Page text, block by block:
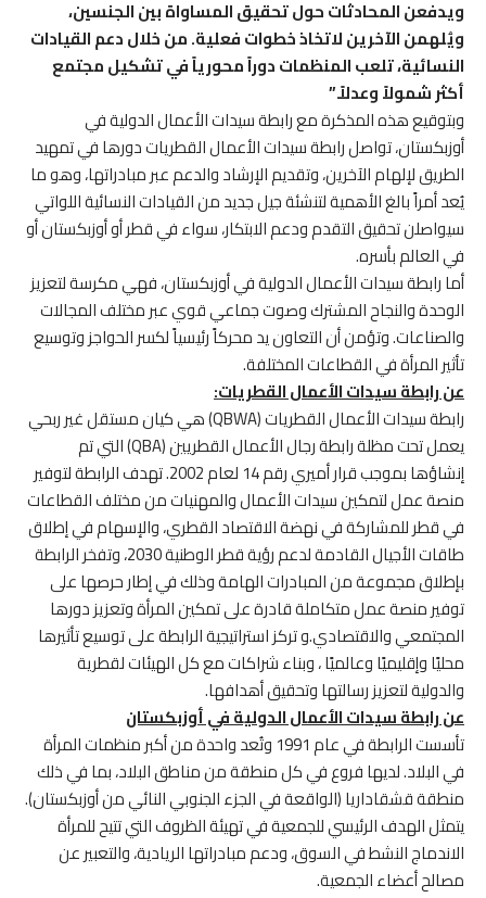
ويدفعن المحادثات حول تحقيق المساواة بين الجنسين،
ويُلهمن الآخرين لاتخاذ خطوات فعلية. من خلال دعم القيادات
النسائية، تلعب المنظمات دوراً محورياً في تشكيل مجتمع
أكثر شمولاً وعدلاً.”
وبتوقيع هذه المذكرة مع رابطة سيدات الأعمال الدولية في
أوزبكستان، تواصل رابطة سيدات الأعمال القطريات دورها في تمهيد
الطريق لإلهام الآخرين، وتقديم الإرشاد والدعم عبر مبادراتها، وهو ما
يُعد أمراً بالغ الأهمية لتنشئة جيل جديد من القيادات النسائية اللواتي
سيواصلن تحقيق التقدم ودعم الابتكار، سواء في قطر أو أوزبكستان أو
في العالم بأسره.
أما رابطة سيدات الأعمال الدولية في أوزبكستان، فهي مكرسة لتعزيز
الوحدة والنجاح المشترك وصوت جماعي قوي عبر مختلف المجالات
والصناعات. وتؤمن أن التعاون يد محركاً رئيسياً لكسر الحواجز وتوسيع
تأثير المرأة في القطاعات المختلفة.
عن رابطة سيدات الأعمال القطريات:
رابطة سيدات الأعمال القطريات (QBWA) هي كيان مستقل غير ربحي
يعمل تحت مظلة رابطة رجال الأعمال القطريين (QBA) التي تم
إنشاؤها بموجب قرار أميري رقم 14 لعام 2002. تهدف الرابطة لتوفير
منصة عمل لتمكين سيدات الأعمال والمهنيات من مختلف القطاعات
في قطر للمشاركة في نهضة الاقتصاد القطري، والإسهام في إطلاق
طاقات الأجيال القادمة لدعم رؤية قطر الوطنية 2030، وتفخر الرابطة
بإطلاق مجموعة من المبادرات الهامة وذلك في إطار حرصها على
توفير منصة عمل متكاملة قادرة على تمكين المرأة وتعزيز دورها
المجتمعي والاقتصادي.و تركز استراتيجية الرابطة على توسيع تأثيرها
محليًا وإقليميًا وعالميًا ، وبناء شراكات مع كل الهيئات لقطرية
والدولية لتعزيز رسالتها وتحقيق أهدافها.
عن رابطة سيدات الأعمال الدولية في أوزبكستان
تأسست الرابطة في عام 1991 وتُعد واحدة من أكبر منظمات المرأة
في البلاد. لديها فروع في كل منطقة من مناطق البلاد، بما في ذلك
منطقة قشقاداريا (الواقعة في الجزء الجنوبي النائي من أوزبكستان).
يتمثل الهدف الرئيسي للجمعية في تهيئة الظروف التي تتيح للمرأة
الاندماج النشط في السوق، ودعم مبادراتها الريادية، والتعبير عن
مصالح أعضاء الجمعية.